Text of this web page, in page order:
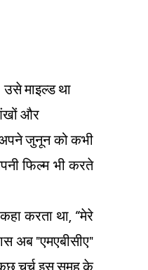
माइल्ड था
और
अपने जुनून को कभी
फिल्म भी करते
करता था, “मेरे
अब "एमएबीसीए"
चर्च इस समूह के